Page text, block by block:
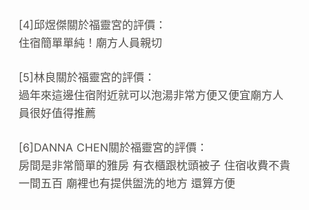
[4]邱煜傑關於福靈宮的評價：
住宿簡單單純！廟方人員親切
[5]林良關於福靈宮的評價：
過年來這邊住宿附近就可以泡湯非常方便又便宜廟方人
員很好值得推薦
[6]DANNA CHEN關於福靈宮的評價：
房間是非常簡單的雅房 有衣櫃跟枕頭被子 住宿收費不貴
一間五百 廟裡也有提供盥洗的地方 還算方便